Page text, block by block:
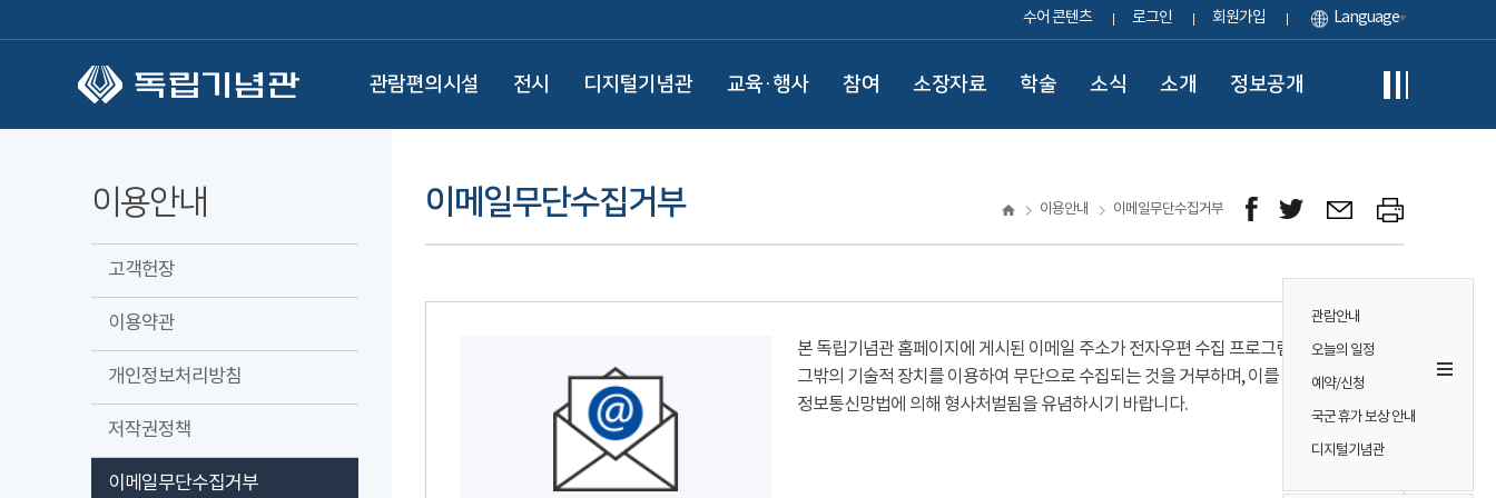
수어 콘텐츠 로그인 회원가입 Language
관람편의시설 전시 디지털기념관 교육·행사 참여 소장자료 학술 소식 소개 정보공개
관람안내
오늘의 일정
예약/신청
국군 휴가 보상 안내
디지털기념관
이용안내
고객헌장
이용약관
개인정보처리방침
저작권정책
이메일무단수집거부
이메일무단수집거부 이용안내 이메일무단수집거부
본 독립기념관 홈페이지에 게시된 이메일 주소가 전자우편 수집 프로그램이나
그밖의 기술적 장치를 이용하여 무단으로 수집되는 것을 거부하며, 이를 위반시
정보통신망법에 의해 형사처벌됨을 유념하시기 바랍니다.